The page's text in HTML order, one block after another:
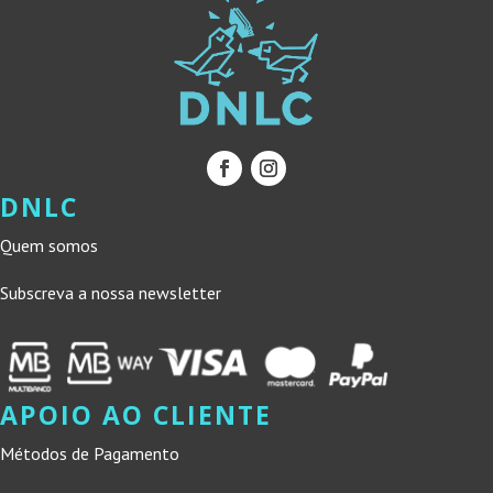
DNLC
Quem somos
Subscreva a nossa newsletter
APOIO AO CLIENTE
Métodos de Pagamento